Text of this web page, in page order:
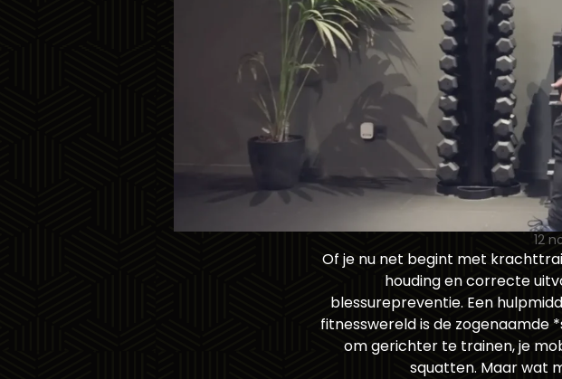
12
Of je nu net begint met
houding en correcte
blessurepreventie. Een
fitnesswereld is de zogenaamde
om gerichter te trainen, je
squatten. Maar wat